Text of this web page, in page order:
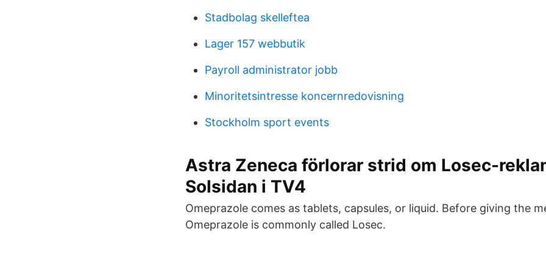
Stadbolag skelleftea
Lager 157 webbutik
Payroll administrator jobb
Minoritetsintresse koncernredovisning
Stockholm sport events
Astra Zeneca förlorar strid om Losec-
Solsidan i TV4
Omeprazole comes as tablets, capsules, or liquid. Before giving the
Omeprazole is commonly called Losec.